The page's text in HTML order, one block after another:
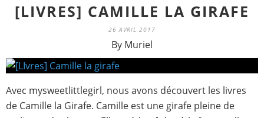
[LIVRES] CAMILLE LA GIRAFE
26 AVRIL 2017
By Muriel
Avec mysweetlittlegirl, nous avons découvert les livres
de Camille la Girafe. Camille est une girafe pleine de